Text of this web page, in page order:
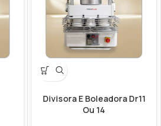
Divisora E Boleadora Dr11
Ou 14